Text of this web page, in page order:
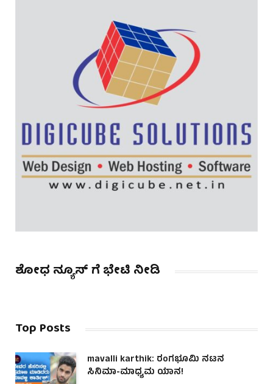
ಶೋಧ ನ್ಯೂಸ್ ಗೆ ಭೇಟಿ ನೀಡಿ
Top Posts
mavalli karthik: ರಂಗಭೂಮಿ ನಟನ
ಸಿನಿಮಾ-ಮಾಧ್ಯಮ ಯಾನ!